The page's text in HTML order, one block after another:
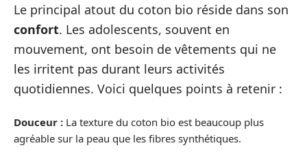
Le principal atout du coton bio réside dans son
confort. Les adolescents, souvent en
mouvement, ont besoin de vêtements qui ne
les irritent pas durant leurs activités
quotidiennes. Voici quelques points à retenir :
Douceur : La texture du coton bio est beaucoup plus
agréable sur la peau que les fibres synthétiques.